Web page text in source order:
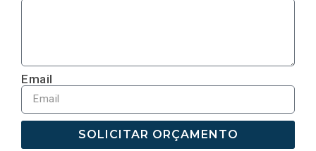
Email
SOLICITAR ORÇAMENTO